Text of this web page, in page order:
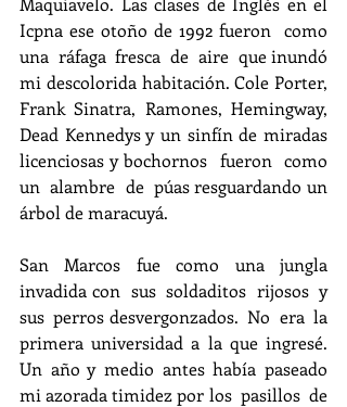
Icpna ese otoño de 1992 fueron  como
una  ráfaga  fresca  de  aire  que inundó
mi descolorida habitación. Cole Porter,
Frank  Sinatra,  Ramones,  Hemingway,
Dead Kennedys y un sinfín de miradas
licenciosas y bochornos  fueron  como
un  alambre  de  púas resguardando un
árbol de maracuyá.
San  Marcos  fue  como  una  jungla
invadida con  sus  soldaditos  rijosos  y
sus  perros desvergonzados.  No  era  la
primera universidad a la que ingresé.
Un año y medio antes había paseado
mi azorada timidez por los  pasillos  de